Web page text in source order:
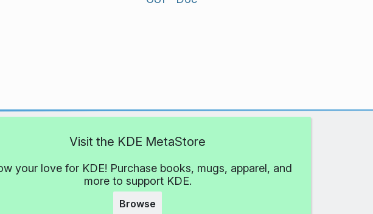
Visit the KDE MetaStore
your love for KDE! Purchase books, mugs, apparel, and
more to support KDE.
Browse